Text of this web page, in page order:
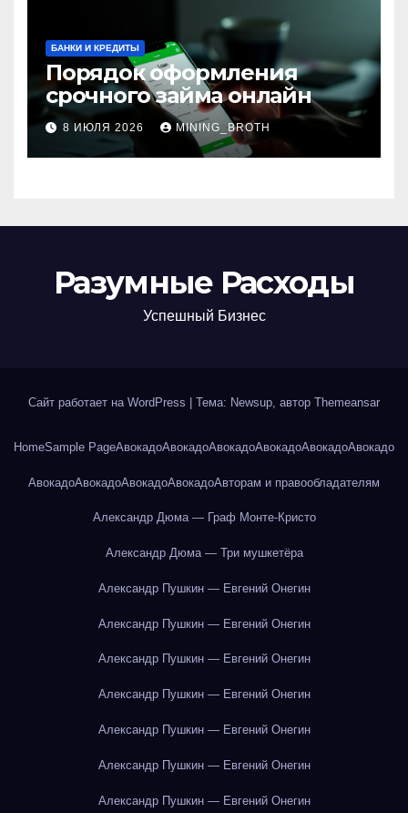
БАНКИ И КРЕДИТЫ
Порядок оформления
срочного займа онлайн
8 ИЮЛЯ 2026 MINING_BROTH
Разумные Расходы
Успешный Бизнес
Сайт работает на WordPress Тема: Newsup, автор Themeansar
HomeSample PageАвокадоАвокадоАвокадоАвокадоАвокадоАвокадо
АвокадоАвокадоАвокадоАвокадоАвторам и правообладателям
Александр Дюма — Граф Монте-Кристо
Александр Дюма — Три мушкетёра
Александр Пушкин — Евгений Онегин
Александр Пушкин — Евгений Онегин
Александр Пушкин — Евгений Онегин
Александр Пушкин — Евгений Онегин
Александр Пушкин — Евгений Онегин
Александр Пушкин — Евгений Онегин
Александр Пушкин — Евгений Онегин